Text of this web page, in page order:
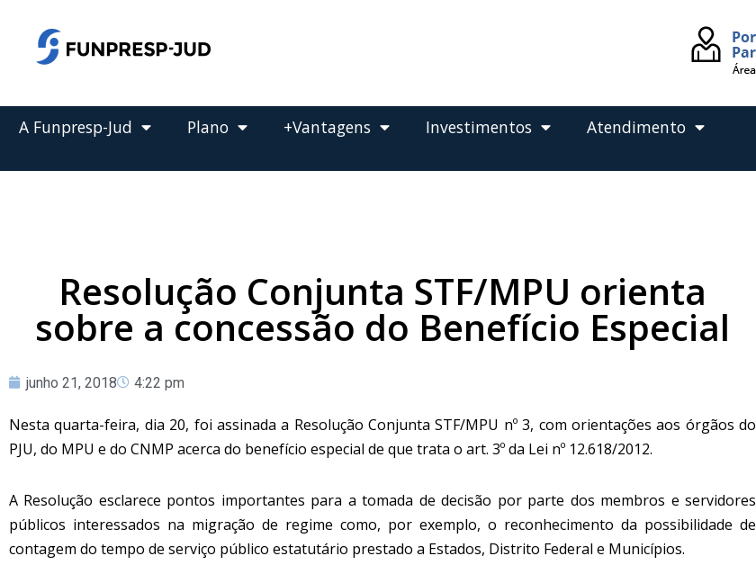
Pular
conteúdo
A Funpresp-Jud Plano +Vantagens Investimentos Atendimento
Resolução Conjunta STF/MPU orienta
sobre a concessão do Benefício Especial
junho 21, 2018 4:22 pm
Nesta quarta-feira, dia 20, foi assinada a Resolução Conjunta STF/MPU nº 3, com orientações aos órgãos do
PJU, do MPU e do CNMP acerca do benefício especial de que trata o art. 3º da Lei nº 12.618/2012.
A Resolução esclarece pontos importantes para a tomada de decisão por parte dos membros e servidores
públicos interessados na migração de regime como, por exemplo, o reconhecimento da possibilidade de
contagem do tempo de serviço público estatutário prestado a Estados, Distrito Federal e Municípios.